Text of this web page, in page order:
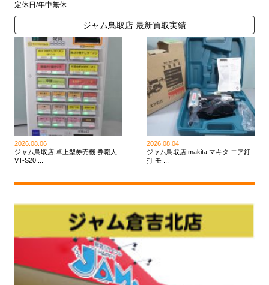
定休日/年中無休
ジャム鳥取店 最新買取実績
2026.08.06
ジャム鳥取店|卓上型券売機 券職人
VT-S20 ...
2026.08.04
ジャム鳥取店|makita マキタ エア釘
打 モ ...